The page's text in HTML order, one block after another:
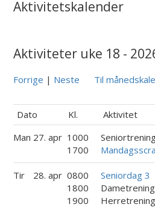
Aktivitetskalender
Aktiviteter uke 18 -
Forrige | Neste Til
Dato Kl. Aktivitet
Man 27. apr 1000
1700
Tir 28. apr 0800 Seniordag 3
1800
1900